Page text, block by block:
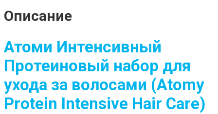
Описание
Атоми Интенсивный
Протеиновый набор для
ухода за волосами (Atomy
Protein Intensive Hair Care)